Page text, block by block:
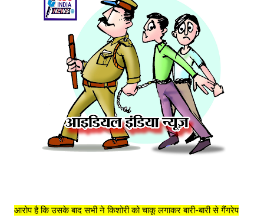
आरोप है कि उसके बाद सभी ने किशोरी को चाकू लगाकर बारी-बारी से गैंगरेप